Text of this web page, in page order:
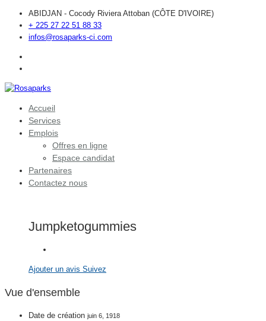
ABIDJAN - Cocody Riviera Attoban (CÔTE D'IVOIRE)
+ 225 27 22 51 88 33
infos@rosaparks-ci.com
Accueil
Services
Emplois
Offres en ligne
Espace candidat
Partenaires
Contactez nous
Jumpketogummies
Ajouter un avis Suivez
Vue d'ensemble
Date de création juin 6, 1918